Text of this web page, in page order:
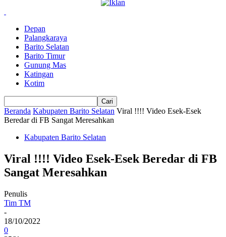
Depan
Palangkaraya
Barito Selatan
Barito Timur
Gunung Mas
Katingan
Kotim
Beranda Kabupaten Barito Selatan Viral !!!! Video Esek-Esek
Beredar di FB Sangat Meresahkan
Kabupaten Barito Selatan
Viral !!!! Video Esek-Esek Beredar di FB
Sangat Meresahkan
Penulis
Tim TM
-
18/10/2022
0